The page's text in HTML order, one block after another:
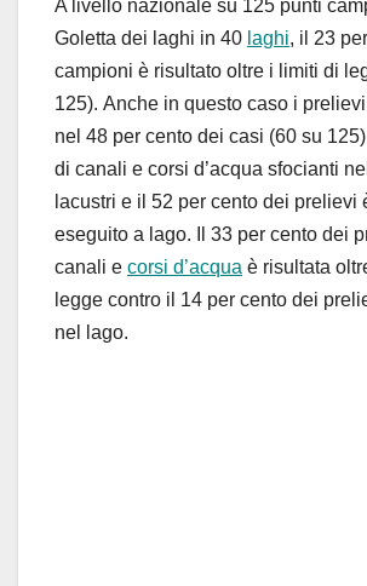
A livello nazionale su 125 punti
Goletta dei laghi in 40 laghi, il 23
campioni è risultato oltre i limiti di
125). Anche in questo caso i
nel 48 per cento dei casi (60 su
di canali e corsi d’acqua sfocianti
lacustri e il 52 per cento dei prelievi
eseguito a lago. Il 33 per cento dei
canali e corsi d’acqua è risultata
legge contro il 14 per cento dei
nel lago.